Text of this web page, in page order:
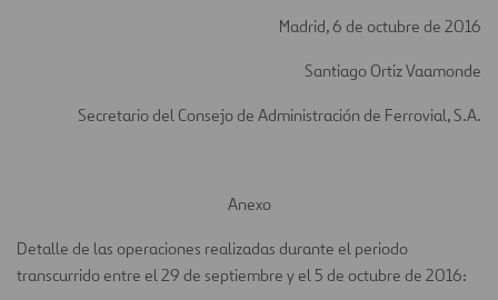
Madrid, 6 de octubre de 2016
Santiago Ortiz Vaamonde
Secretario del Consejo de Administración de Ferrovial, S.A.
Anexo
Detalle de las operaciones realizadas durante el periodo
transcurrido entre el 29 de septiembre y el 5 de octubre de 2016: